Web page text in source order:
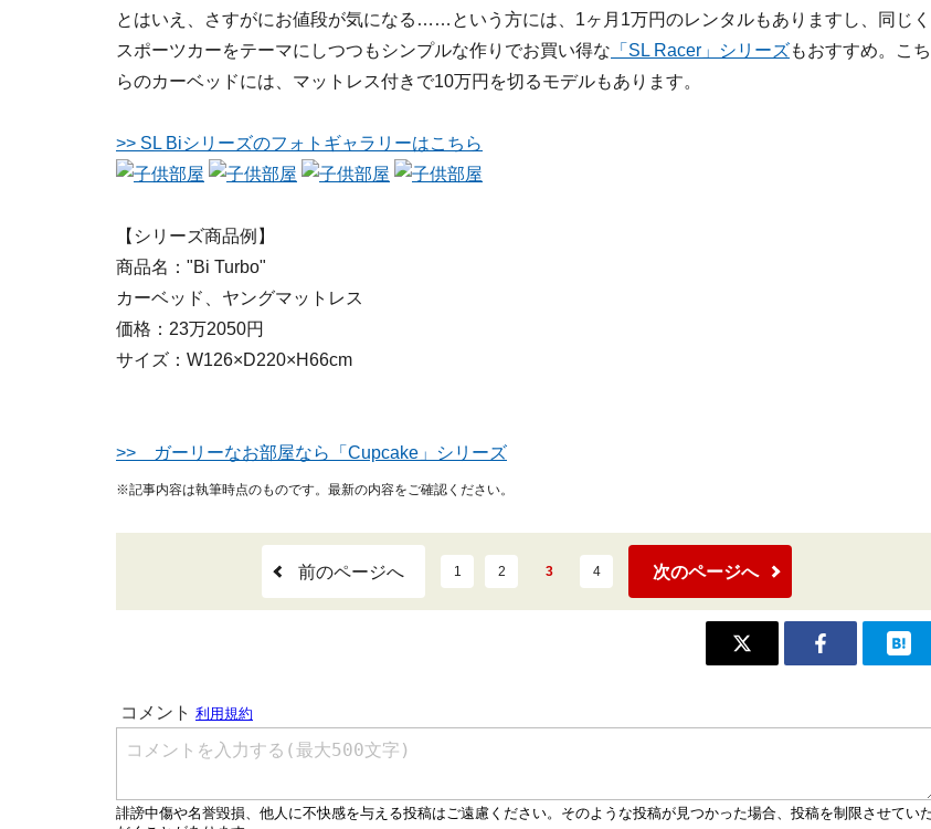
とはいえ、さすがにお値段が気になる……という方には、1ヶ月1万円のレンタルもありますし、同じく
スポーツカーをテーマにしつつもシンプルな作りでお買い得な 「SL Racer」シリーズもおすすめ。こち
らのカーベッドには、マットレス付きで10万円を切るモデルもあります。
>> SL Biシリーズのフォトギャラリーはこちら
【シリーズ商品例】
商品名："Bi Turbo"
カーベッド、ヤングマットレス
価格：23万2050円
サイズ：W126×D220×H66cm
>> ガーリーなお部屋なら「Cupcake」シリーズ
※記事内容は執筆時点のものです。最新の内容をご確認ください。
前のページへ 1 2 3 4 次のページへ